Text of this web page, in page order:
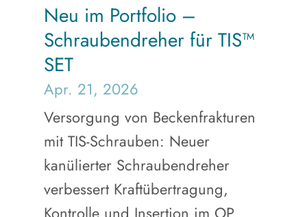
Neu im Portfolio –
Schraubendreher für TIS™
SET
Apr. 21, 2026
Versorgung von Beckenfrakturen
mit TIS-Schrauben: Neuer
kanülierter Schraubendreher
verbessert Kraftübertragung,
Kontrolle und Insertion im OP.